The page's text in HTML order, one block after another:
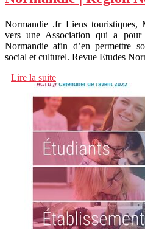
Normandie .fr Liens touristiques,
vers une Association qui a
Normandie afin d’en permettre
social et culturel. Revue Etudes
Lire la suite